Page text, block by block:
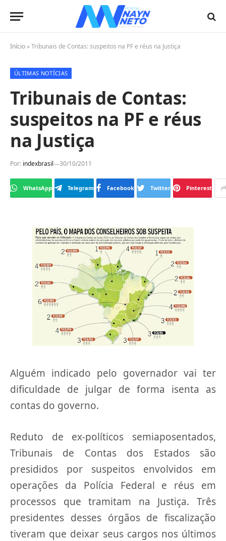
Início »Tribunais de Contas: suspeitos na PF e réus na Justiça
ÚLTIMAS NOTÍCIAS
Tribunais de Contas:
suspeitos na PF e réus
na Justiça
Por: indexbrasil 30/10/2011
WhatsApp Telegram Facebook Twitter Pinterest
Alguém indicado pelo governador vai ter
dificuldade de julgar de forma isenta as
contas do governo.
Reduto de ex-políticos semiaposentados,
Tribunais de Contas dos Estados são
presididos por suspeitos envolvidos em
operações da Polícia Federal e réus em
processos que tramitam na Justiça. Três
presidentes desses órgãos de fiscalização
tiveram que deixar seus cargos nos últimos